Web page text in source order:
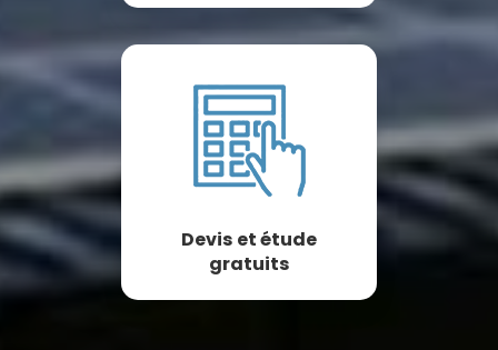
Devis et étude
gratuits